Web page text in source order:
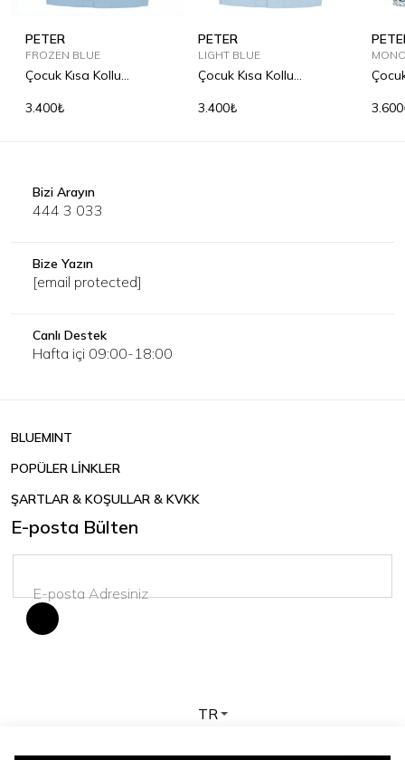
PETER
FROZEN BLUE
Çocuk Kısa Kollu
Gömlek
3.400₺
PETER
LIGHT BLUE
Çocuk Kısa Kollu
Gömlek
3.400₺
Bizi Arayın
444 3 033
Bize Yazın
[email protected]
Canlı Destek
Hafta içi 09:00-18:00
BLUEMINT
POPÜLER LİNKLER
ŞARTLAR & KOŞULLAR & KVKK
E-posta Bülten
TR